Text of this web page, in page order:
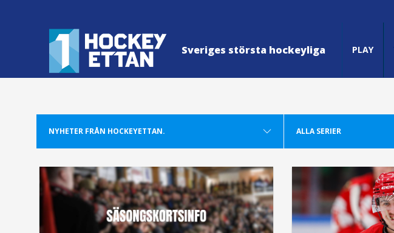
Sveriges största hockeyliga PLAY